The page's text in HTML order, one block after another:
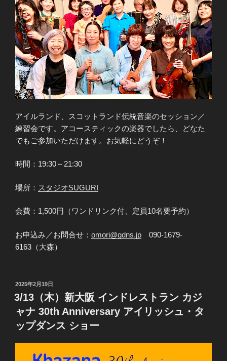
アイルランド、スコットランド伝統音楽のセッション／
練習会です。​アコースティックの楽器でしたら、どなた
でもご参加いただけます。お気軽にどうぞ！​
時間：19:30～21:30
場所： スタジオSUGURI
会費：1,500円（ワンドリンク付、定員10名要予約）
お申込み／お問合せ： omori@gdns.jp 090-1679-
6163（大森）
投
稿
日:
2025年2月19日
3/13（木）新大阪 インドレストラン カジ
ャナ 30th Anniversary アイリッシュ・タ
ップダンス ショー